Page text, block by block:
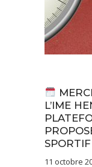
L’IME
SPORTIF
11 octobre